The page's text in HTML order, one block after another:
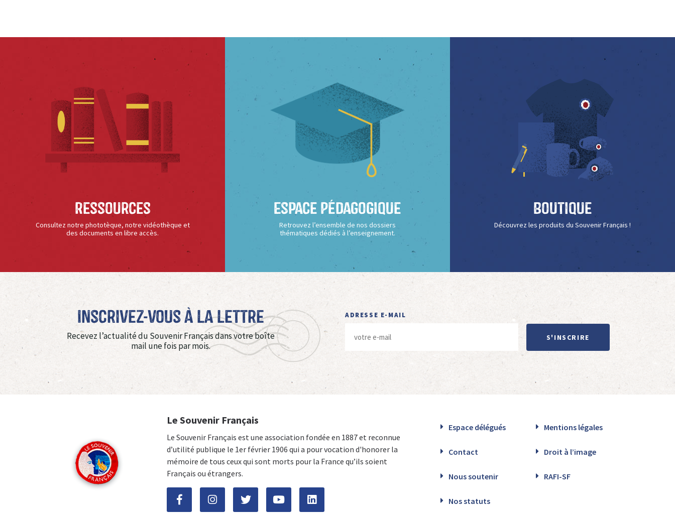
Ressources
Consultez notre phototèque, notre vidéothèque et
des documents en libre accès.
Espace Pédagogique
Retrouvez l’ensemble de nos dossiers
thématiques dédiés à l’enseignement.
Boutique
Découvrez les produits du Souvenir Français !
Inscrivez-vous à La Lettre
Recevez l’actualité du Souvenir Français dans votre boîte
mail une fois par mois.
ADRESSE E-MAIL
S'INSCRIRE
Le Souvenir Français
Le Souvenir Français est une association fondée en 1887 et reconnue
d’utilité publique le 1er février 1906 qui a pour vocation d'honorer la
mémoire de tous ceux qui sont morts pour la France qu’ils soient
Français ou étrangers.
Espace délégués Mentions légales
Contact Droit à l’image
Nous soutenir RAFI-SF
Nos statuts